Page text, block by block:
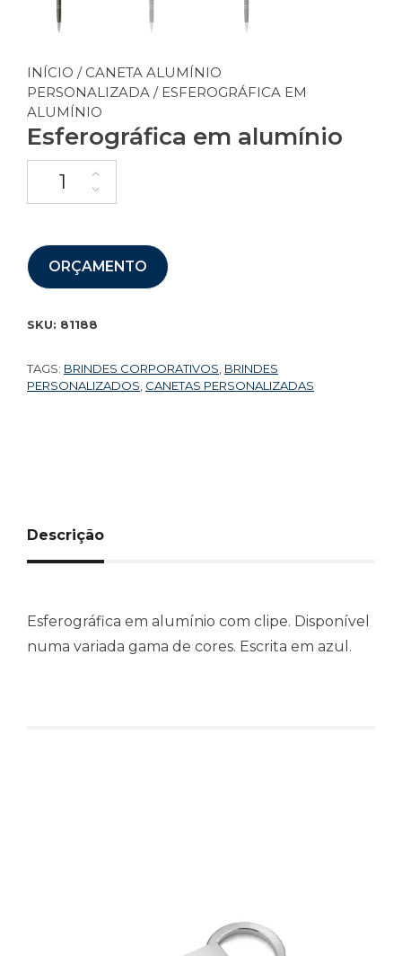
INÍCIO / CANETA ALUMÍNIO
PERSONALIZADA / ESFEROGRÁFICA EM
ALUMÍNIO
Esferográfica em alumínio
ORÇAMENTO
SKU: 81188
TAGS: BRINDES CORPORATIVOS BRINDES
PERSONALIZADOS CANETAS PERSONALIZADAS
Descrição
Esferográfica em alumínio com clipe. Disponível
numa variada gama de cores. Escrita em azul.